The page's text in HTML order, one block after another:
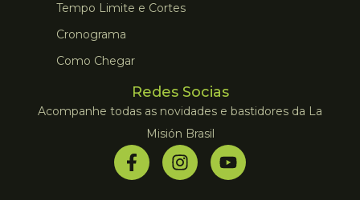
Tempo Limite e Cortes
Cronograma
Como Chegar
Redes Socias
Acompanhe todas as novidades e bastidores da La
Misión Brasil